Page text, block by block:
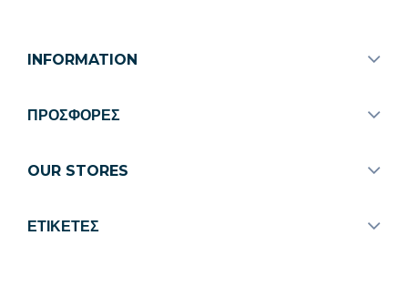
INFORMATION
ΠΡΟΣΦΟΡΈΣ
OUR STORES
ΕΤΙΚΈΤΕΣ